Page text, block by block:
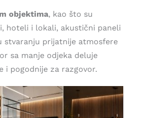
objektima, kao što su
hoteli i lokali, akustični paneli
stvaranju prijatnije atmosfere
sa manje odjeka deluje
i pogodnije za razgovor.